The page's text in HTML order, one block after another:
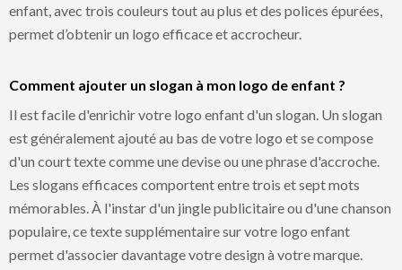
enfant, avec trois couleurs tout au plus et des polices épurées,
permet d’obtenir un logo efficace et accrocheur.
Comment ajouter un slogan à mon logo de enfant ?
Il est facile d'enrichir votre logo enfant d'un slogan. Un slogan
est généralement ajouté au bas de votre logo et se compose
d'un court texte comme une devise ou une phrase d'accroche.
Les slogans efficaces comportent entre trois et sept mots
mémorables. À l'instar d'un jingle publicitaire ou d'une chanson
populaire, ce texte supplémentaire sur votre logo enfant
permet d'associer davantage votre design à votre marque.